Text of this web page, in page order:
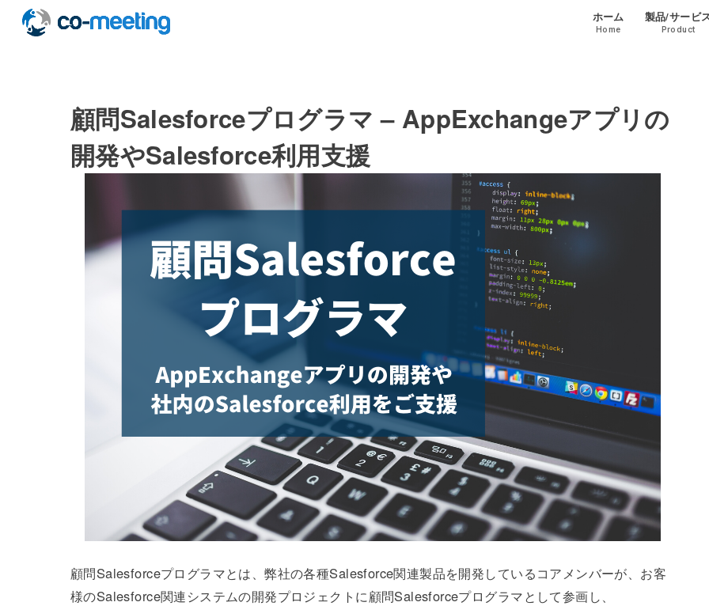
ホーム
Home
製品/サービ
Product
顧問Salesforceプログラマ – AppExchangeアプリの
開発やSalesforce利用支援
顧問Salesforceプログラマとは、弊社の各種Salesforce関連製品を開発しているコアメンバーが、お客
様のSalesforce関連システムの開発プロジェクトに顧問Salesforceプログラマとして参画し、